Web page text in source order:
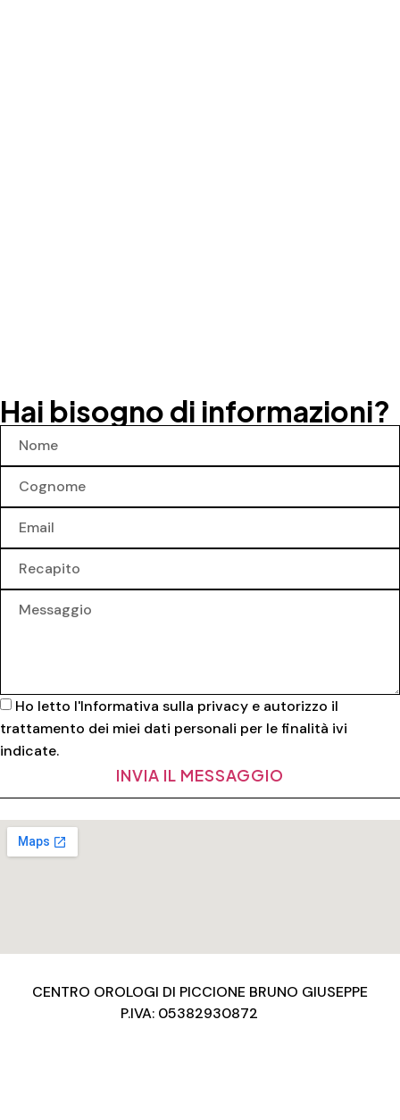
Hai bisogno di informazioni?
Ho letto l'Informativa sulla privacy e autorizzo il
trattamento dei miei dati personali per le finalità ivi
indicate.
INVIA IL MESSAGGIO
CENTRO OROLOGI DI PICCIONE BRUNO GIUSEPPE
P.IVA: 05382930872